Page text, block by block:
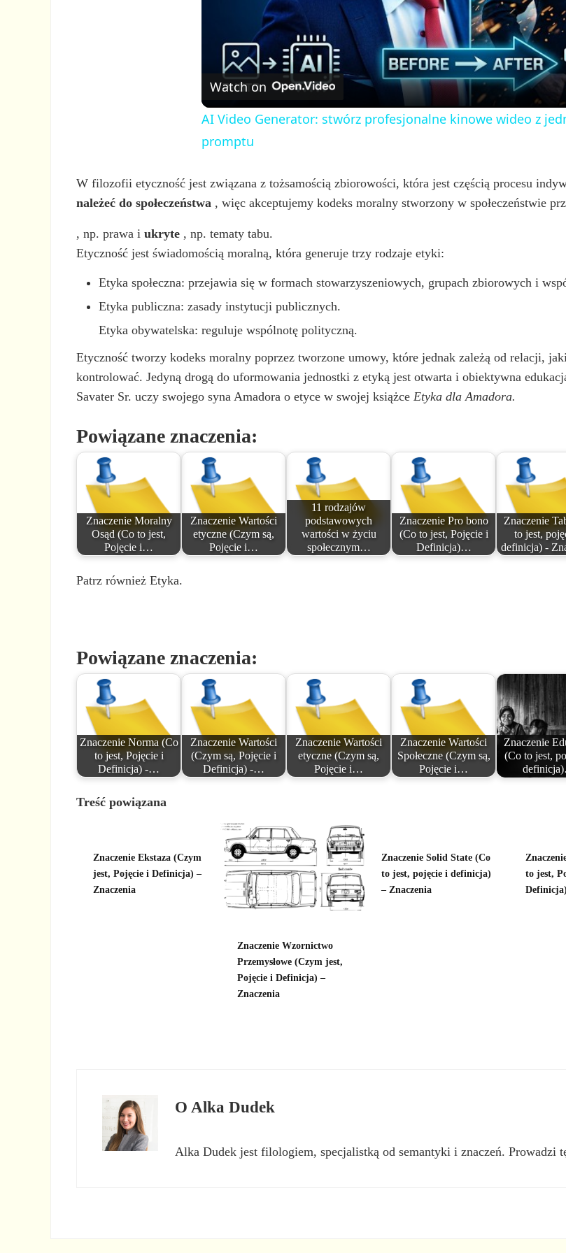
l
a
y
i
Watch on
AI Video Generator: stwórz profesjonalne kinowe wideo z
promptu
W filozofii etyczność jest związana z tożsamością zbiorowości, która jest częścią procesu
należeć do społeczeństwa , więc akceptujemy kodeks moralny stworzony w społeczeństwie
, np. prawa iukryte , np. tematy tabu.
Etyczność jest świadomością moralną, która generuje trzy rodzaje etyki:
Etyka społeczna: przejawia się w formach stowarzyszeniowych, grupach zbiorowych i
Etyka publiczna: zasady instytucji publicznych.
Etyka obywatelska: reguluje wspólnotę polityczną.
Etyczność tworzy kodeks moralny poprzez tworzone umowy, które jednak zależą od relacji,
kontrolować. Jedyną drogą do uformowania jednostki z etyką jest otwarta i obiektywna
Savater Sr. uczy swojego syna Amadora o etyce w swojej książce Etyka dla Amadora.
Powiązane znaczenia:
Znaczenie Moralny
Osąd (Co to jest,
Pojęcie i…
Znaczenie Wartości
etyczne (Czym są,
Pojęcie i…
11 rodzajów
podstawowych
wartości w życiu
społecznym…
Znaczenie Pro bono
(Co to jest, Pojęcie i
Definicja)…
Znaczenie
to jest,
definicja) -
Patrz również Etyka.
Powiązane znaczenia:
Znaczenie Norma (Co
to jest, Pojęcie i
Definicja) -…
Znaczenie Wartości
(Czym są, Pojęcie i
Definicja) -…
Znaczenie Wartości
etyczne (Czym są,
Pojęcie i…
Znaczenie Wartości
Społeczne (Czym są,
Pojęcie i…
Znaczenie
(Co to jest,
Treść powiązana
Znaczenie Ekstaza (Czym
jest, Pojęcie i Definicja) –
Znaczenia
Znaczenie Wzornictwo
Przemysłowe (Czym jest,
Pojęcie i Definicja) –
Znaczenia
Znaczenie Solid State (Co
to jest, pojęcie i definicja)
– Znaczenia
to jest,
OAlka Dudek
Alka Dudek jest filologiem, specjalistką od semantyki i znaczeń. Prowadzi